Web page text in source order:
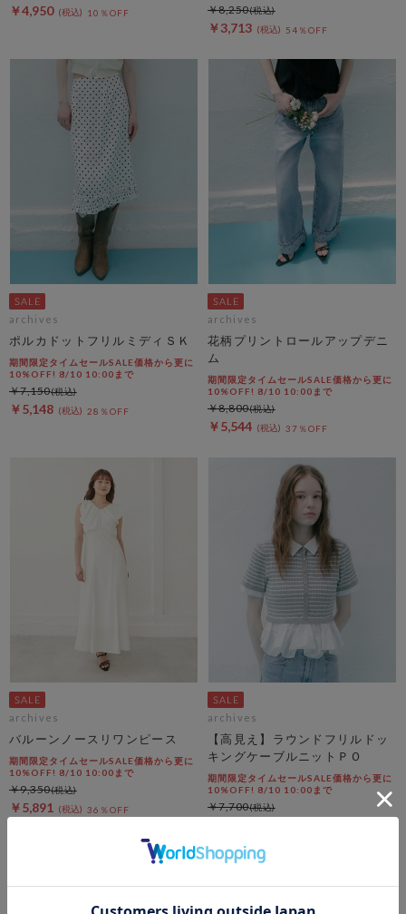
￥4,950 10％OFF
￥3,713 54％OFF
￥8,250
archives
ポルカドットフリルミディＳＫ
期間限定タイムセールSALE価格から更に
10%OFF! 8/10 10:00まで
￥5,148 28％OFF
￥7,150
archives
花柄プリントロールアップデニ
ム
期間限定タイムセールSALE価格から更に
10%OFF! 8/10 10:00まで
￥5,544 37％OFF
￥8,800
archives
バルーンノースリワンピース
期間限定タイムセールSALE価格から更に
10%OFF! 8/10 10:00まで
￥5,891 36％OFF
￥9,350
archives
【高見え】ラウンドフリルドッ
キングケーブルニットＰＯ
期間限定タイムセールSALE価格から更に
10%OFF! 8/10 10:00まで
￥7,700